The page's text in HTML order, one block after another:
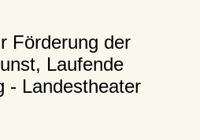
Förderung der
Laufende
- Landestheater